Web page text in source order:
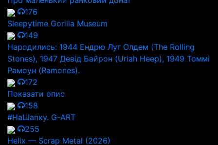
176
Sleepytime Gorilla Museum
149
Народились: 1944 Ендрю Луг Олдем (The Rolling
Stones), 1947 Девід Байрон (Uriah Heep), 1949 Томмі
Рамоун (Ramones).
172
Показати опис
158
#НаШапку. G-ART
255
Helix — Scrap Metal (2026)